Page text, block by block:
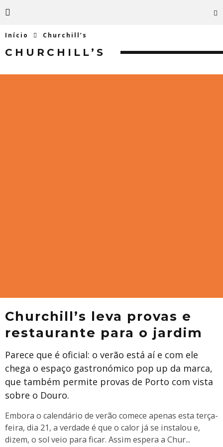
Início Churchill’s
CHURCHILL’S
Churchill’s leva provas e
restaurante para o jardim
Parece que é oficial: o verão está aí e com ele
chega o espaço gastronómico pop up da marca,
que também permite provas de Porto com vista
sobre o Douro.
Embora o calendário de verão comece apenas esta terça-
feira, dia 21, a verdade é que o calor já se instalou e,
dizem, o sol veio para ficar. Assim espera a Chur...